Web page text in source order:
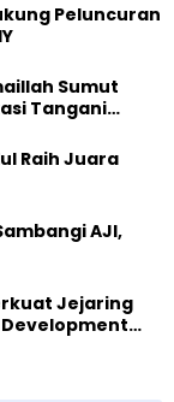
Peluncuran
Sumut
Tangani
Raih Juara
AJI,
Jejaring